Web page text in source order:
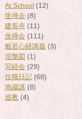
At School (12)
坐禅会 (8)
建長寺 (11)
坐禅会 (111)
般若心経講義 (3)
涅槃図 (1)
写経会 (29)
住職日記 (68)
地蔵講 (8)
巡教 (4)